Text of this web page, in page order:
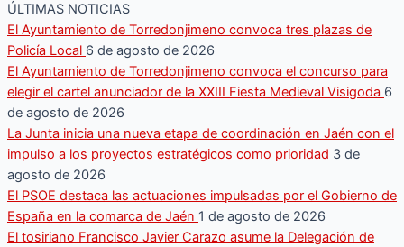
ÚLTIMAS NOTICIAS
El Ayuntamiento de Torredonjimeno convoca tres plazas de
Policía Local 6 de agosto de 2026
El Ayuntamiento de Torredonjimeno convoca el concurso para
elegir el cartel anunciador de la XXIII Fiesta Medieval Visigoda 6
de agosto de 2026
La Junta inicia una nueva etapa de coordinación en Jaén con el
impulso a los proyectos estratégicos como prioridad 3 de
agosto de 2026
El PSOE destaca las actuaciones impulsadas por el Gobierno de
España en la comarca de Jaén 1 de agosto de 2026
El tosiriano Francisco Javier Carazo asume la Delegación de